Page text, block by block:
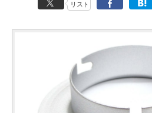
リスト